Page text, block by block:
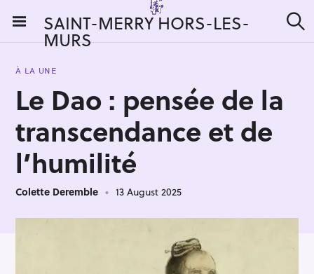
i
SAINT-MERRY HORS-LES-
MURS e
À LA UNE
Le Dao : pensée de la
transcendance et de
l’humilité
Colette Deremble 13 August 2025